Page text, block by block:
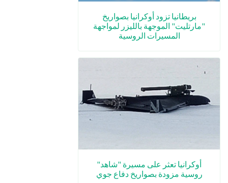
بريطانيا تزود أوكرانيا بصواريخ
"مارتليت" الموجهة بالليزر لمواجهة
المسيرات الروسية
أوكرانيا تعثر على مسيرة "شاهد"
روسية مزودة بصواريخ دفاع جوي